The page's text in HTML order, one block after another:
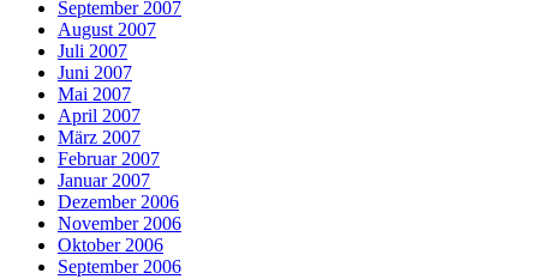
September 2007
August 2007
Juli 2007
Juni 2007
Mai 2007
April 2007
März 2007
Februar 2007
Januar 2007
Dezember 2006
November 2006
Oktober 2006
September 2006